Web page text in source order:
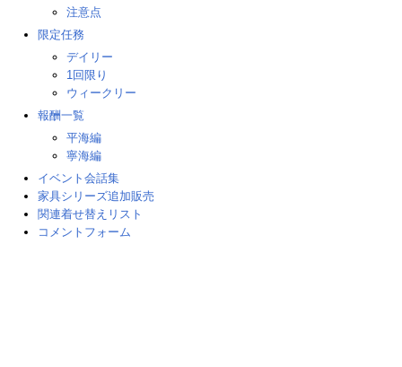
注意点
限定任務
デイリー
1回限り
ウィークリー
報酬一覧
平海編
寧海編
イベント会話集
家具シリーズ追加販売
関連着せ替えリスト
コメントフォーム